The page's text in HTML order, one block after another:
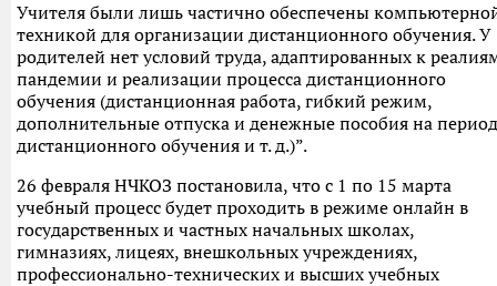
Учителя были лишь частично обеспечены
техникой для организации дистанционного обучения. У
родителей нет условий труда, адаптированных к
пандемии и реализации процесса дистанционного
обучения (дистанционная работа, гибкий режим,
дополнительные отпуска и денежные пособия на период
дистанционного обучения и т. д.)”.
26 февраля НЧКОЗ постановила, что с 1 по 15 марта
учебный процесс будет проходить в режиме онлайн в
государственных и частных начальных школах,
гимназиях, лицеях, внешкольных учреждениях,
профессионально-технических и высших учебных